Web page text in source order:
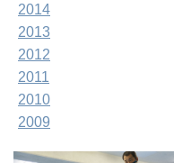
2014
2013
2012
2011
2010
2009